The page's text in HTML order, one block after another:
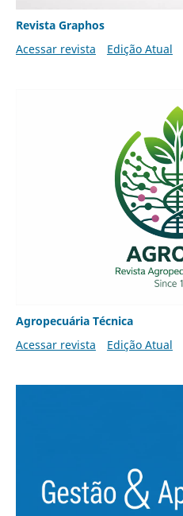
Revista Graphos
Acessar revista
Edição Atual
Agropecuária Técnica
Acessar revista
Edição Atual